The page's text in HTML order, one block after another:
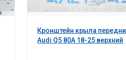
Кронштейн крыла
Audi Q5 80A 18-25 верхний